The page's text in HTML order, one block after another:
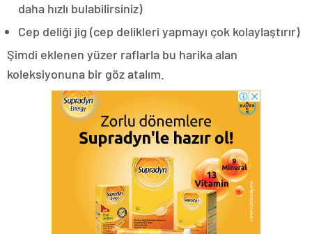
daha hızlı bulabilirsiniz)
Cep deliği jig (cep delikleri yapmayı çok kolaylaştırır)
Şimdi eklenen yüzer raflarla bu harika alan
koleksiyonuna bir göz atalım.